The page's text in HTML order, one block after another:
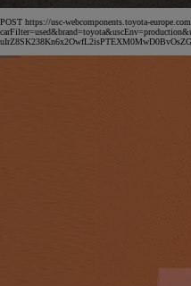
POST https://usc-webcomponents.toyota-